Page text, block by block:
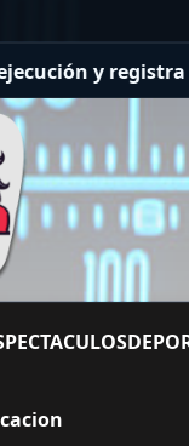
y registra un